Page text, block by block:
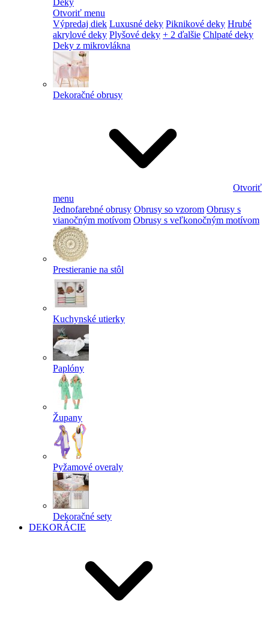
Deky
Otvoriť menu
Výpredaj diek Luxusné deky Piknikové deky Hrubé
akrylové deky Plyšové deky + 2 ďalšie Chlpaté deky
Deky z mikrovlákna
Dekoračné obrusy
Otvoriť
menu
Jednofarebné obrusy Obrusy so vzorom Obrusy s
vianočným motívom Obrusy s veľkonočným motívom
Prestieranie na stôl
Kuchynské utierky
Paplóny
Župany
Pyžamové overaly
Dekoračné sety
DEKORÁCIE